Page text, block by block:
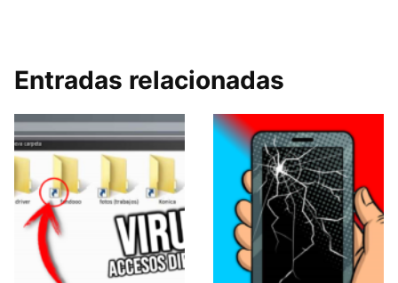
Entradas relacionadas